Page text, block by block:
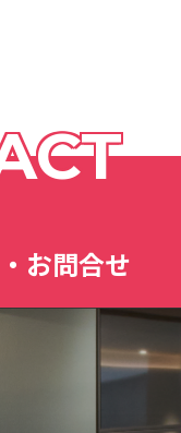
お問合せ